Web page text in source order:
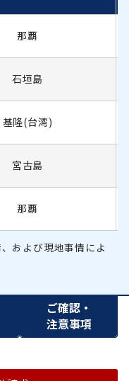
那覇
石垣島
基隆(台湾)
宮古島
那覇
および現地事情によ
ご確認・
注意事項